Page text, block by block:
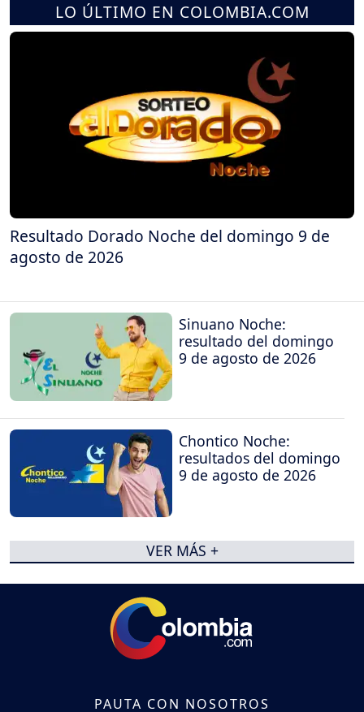
LO ÚLTIMO EN COLOMBIA.COM
Resultado Dorado Noche del domingo 9 de
agosto de 2026
Sinuano Noche:
resultado del domingo
9 de agosto de 2026
Chontico Noche:
resultados del domingo
9 de agosto de 2026
VER MÁS +
PAUTA CON NOSOTROS